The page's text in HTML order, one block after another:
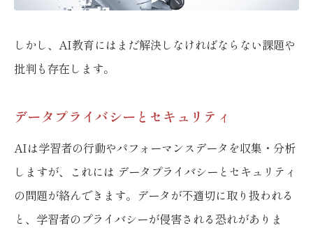
しかし、AI教育にはまだ解決しなければならない課題や
批判も存在します。
データプライバシーとセキュリティ
AIは学習者の行動やパフォーマンスデータを収集・分析
しますが、これには データプライバシーとセキュリティ
の問題が絡んできます。データが不適切に取り扱われる
と、学習者のプライバシーが侵害される恐れがありま